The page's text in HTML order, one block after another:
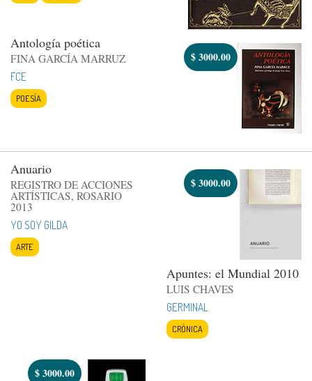
Antología poética
FINA GARCÍA MARRUZ
FCE
POESÍA
$3000.00
Anuario
REGISTRO DE ACCIONES
ARTÍSTICAS, ROSARIO
2013
YO SOY GILDA
ARTE
$3000.00
Apuntes: el Mundial 2010
LUIS CHAVES
GERMINAL
CRÓNICA
$3000.00